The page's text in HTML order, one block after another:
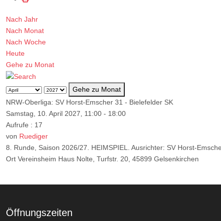
Nach Jahr
Nach Monat
Nach Woche
Heute
Gehe zu Monat
Gehe zu Monat
NRW-Oberliga: SV Horst-Emscher 31 - Bielefelder SK
Samstag, 10. April 2027, 11:00 - 18:00
Aufrufe : 17
von Ruediger
8. Runde, Saison 2026/27. HEIMSPIEL. Ausrichter: SV Horst-
Ort Vereinsheim Haus Nolte, Turfstr. 20, 45899 Gelsenkirchen
Öffnungszeiten